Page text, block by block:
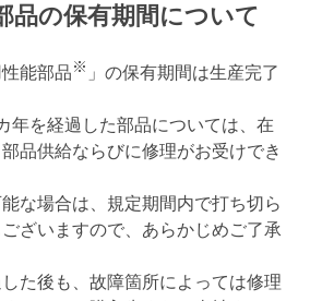
品の保有期間について
能部品 ※ 」の保有期間は生産完了
年を経過した部品については、在
品供給ならびに修理がお受けでき
な場合は、規定期間内で打ち切ら
ざいますので、あらかじめご了承
た後も、故障箇所によっては修理